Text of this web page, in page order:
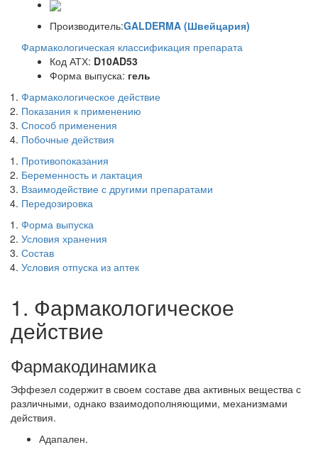
Производитель:GALDERMA (Швейцария)
Фармакологическая классификация препарата
Код АТХ: D10AD53
Форма выпуска: гель
Фармакологическое действие
Показания к применению
Способ применения
Побочные действия
Противопоказания
Беременность и лактация
Взаимодействие с другими препаратами
Передозировка
Форма выпуска
Условия хранения
Состав
Условия отпуска из аптек
1. Фармакологическое
действие
Фармакодинамика
Эффезел содержит в своем составе два активных вещества с
различными, однако взаимодополняющими, механизмами
действия.
Адапален.